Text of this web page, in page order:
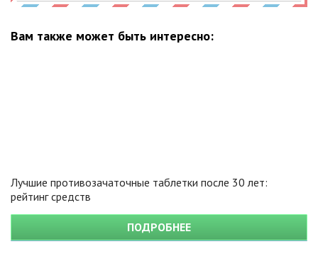
Вам также может быть интересно:
Лучшие противозачаточные таблетки после 30 лет:
рейтинг средств
ПОДРОБНЕЕ